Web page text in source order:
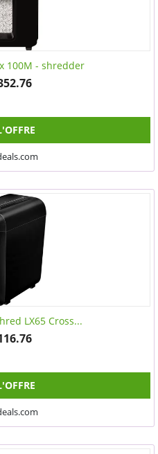
100M - shredder
LX65 Cross...